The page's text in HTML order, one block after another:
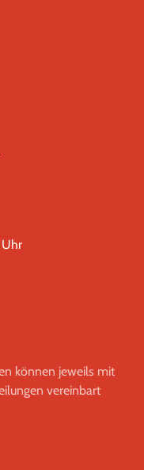
Uhr
können jeweils mit
vereinbart